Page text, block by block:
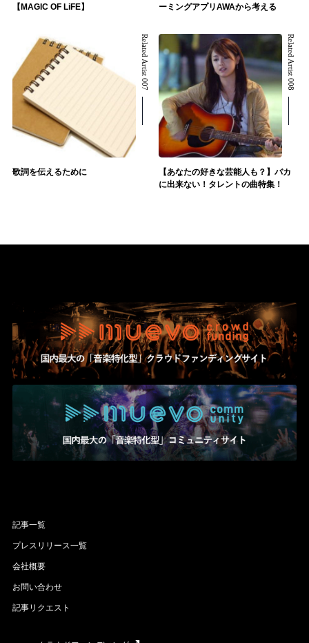
【MAGIC OF LiFE】
ーミングアプリAWAから考える
Related Artist 007
歌詞を伝えるために
Related Artist 008
【あなたの好きな芸能人も？】バカ
に出来ない！タレントの曲特集！
記事一覧
プレスリリース一覧
会社概要
お問い合わせ
記事リクエスト